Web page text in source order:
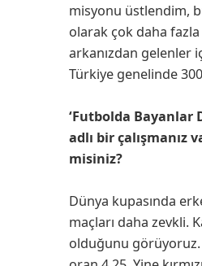
misyonu üstlendim,
olarak çok daha
arkanızdan gelenler
Türkiye genelinde
‘Futbolda Bayanlar
adlı bir çalışmanız
misiniz?
Dünya kupasında
maçları daha zevkli.
olduğunu görüyoruz.